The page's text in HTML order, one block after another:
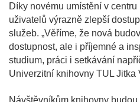
Díky novému umístění v
uživatelů výrazně zlepší
služeb. „Věříme, že nová
dostupnost, ale i příjemné a
studium, práci i setkávání
Univerzitní knihovny TUL Jitka
Návštěvníkům knihovny